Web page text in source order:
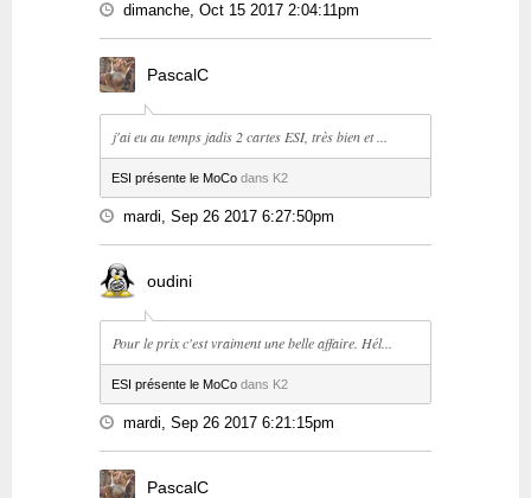
dimanche, Oct 15 2017 2:04:11pm
PascalC
j'ai eu au temps jadis 2 cartes ESI, très bien et ...
ESI présente le MoCo dans K2
mardi, Sep 26 2017 6:27:50pm
oudini
Pour le prix c'est vraiment une belle affaire. Hél...
ESI présente le MoCo dans K2
mardi, Sep 26 2017 6:21:15pm
PascalC